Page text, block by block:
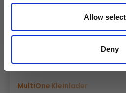
Allow
Deny
MultiOne Kleinlader